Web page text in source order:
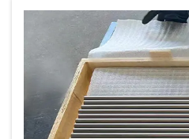
químico, aplicaciones
de calor y usos generales